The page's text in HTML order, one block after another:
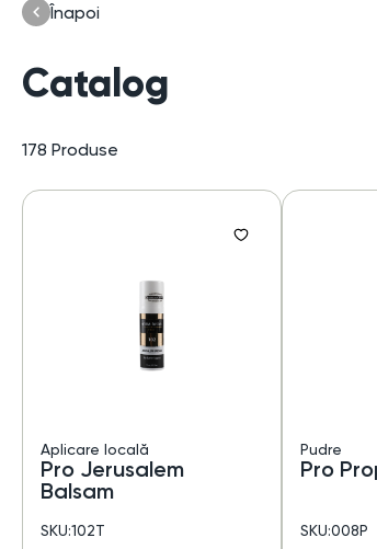
Înapoi
Catalog
178 Produse
Aplicare locală
Pro Jerusalem
Balsam
SKU:102T
Pudre
Pro
SKU:008P